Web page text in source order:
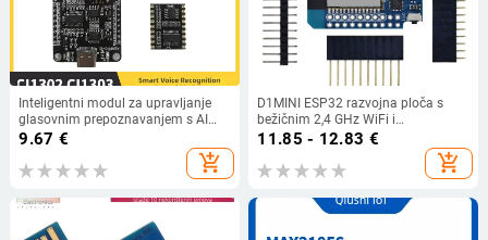
Inteligentni modul za upravljanje
glasovnim prepoznavanjem s AI
offline prepoznavanjem, razvojna
ploča za lokalnu implementaciju
(miš model)
9.67 €
add_shopping_cart
D1MINI ESP32 razvojna ploča s
bežičnim 2,4 GHz WiFi i
Bluetoothom, dvojezgreni CPU
11.85 - 12.83 €
add_shopping_cart